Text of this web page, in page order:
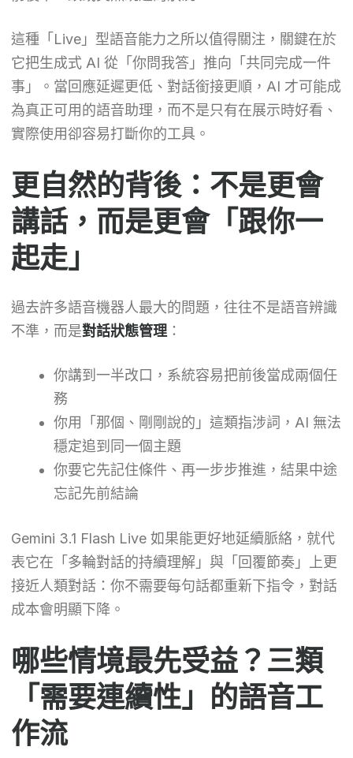
這種「Live」型語音能力之所以值得關注，關鍵在於
它把生成式 AI 從「你問我答」推向「共同完成一件
事」。當回應延遲更低、對話銜接更順，AI 才可能成
為真正可用的語音助理，而不是只有在展示時好看、
實際使用卻容易打斷你的工具。
更自然的背後：不是更會
講話，而是更會「跟你一
起走」
過去許多語音機器人最大的問題，往往不是語音辨識
不準，而是對話狀態管理：
你講到一半改口，系統容易把前後當成兩個任
務
你用「那個、剛剛說的」這類指涉詞，AI 無法
穩定追到同一個主題
你要它先記住條件、再一步步推進，結果中途
忘記先前結論
Gemini 3.1 Flash Live 如果能更好地延續脈絡，就代
表它在「多輪對話的持續理解」與「回覆節奏」上更
接近人類對話：你不需要每句話都重新下指令，對話
成本會明顯下降。
哪些情境最先受益？三類
「需要連續性」的語音工
作流